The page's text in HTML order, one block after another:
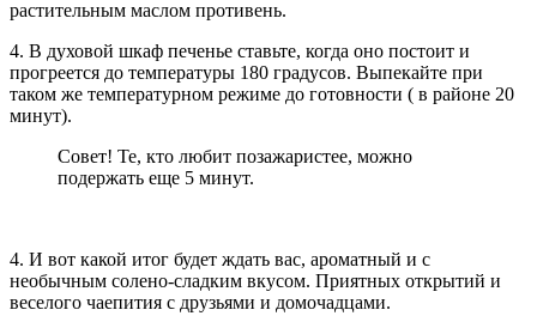
растительным маслом противень.
4. В духовой шкаф печенье ставьте, когда оно постоит и
прогреется до температуры 180 градусов. Выпекайте при
таком же температурном режиме до готовности ( в районе 20
минут).
Совет! Те, кто любит позажаристее, можно
подержать еще 5 минут.
4. И вот какой итог будет ждать вас, ароматный и с
необычным солено-сладким вкусом. Приятных открытий и
веселого чаепития с друзьями и домочадцами.